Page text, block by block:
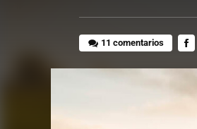
11 comentarios